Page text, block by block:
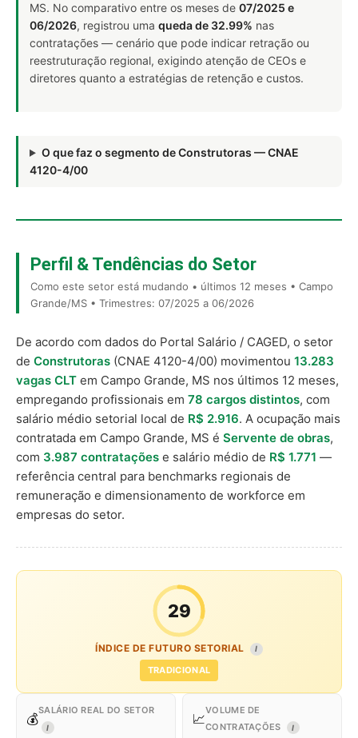
MS. No comparativo entre os meses de 07/2025 e
06/2026, registrou uma queda de 32.99% nas
contratações — cenário que pode indicar retração ou
reestruturação regional, exigindo atenção de CEOs e
diretores quanto a estratégias de retenção e custos.
O que faz o segmento de Construtoras — CNAE
4120-4/00
Perfil & Tendências do Setor
Como este setor está mudando • últimos 12 meses • Campo
Grande/MS • Trimestres: 07/2025 a 06/2026
De acordo com dados do Portal Salário / CAGED, o setor
de Construtoras (CNAE 4120-4/00) movimentou 13.283
vagas CLT em Campo Grande, MS nos últimos 12 meses,
empregando profissionais em 78 cargos distintos, com
salário médio setorial local de R$ 2.916. A ocupação mais
contratada em Campo Grande, MS é Servente de obras,
com 3.987 contratações e salário médio de R$ 1.771 —
referência central para benchmarks regionais de
remuneração e dimensionamento de workforce em
empresas do setor.
29
ÍNDICE DE FUTURO SETORIAL I
TRADICIONAL
💰
SALÁRIO REAL DO SETOR
I
📈
VOLUME DE
CONTRATAÇÕES
I